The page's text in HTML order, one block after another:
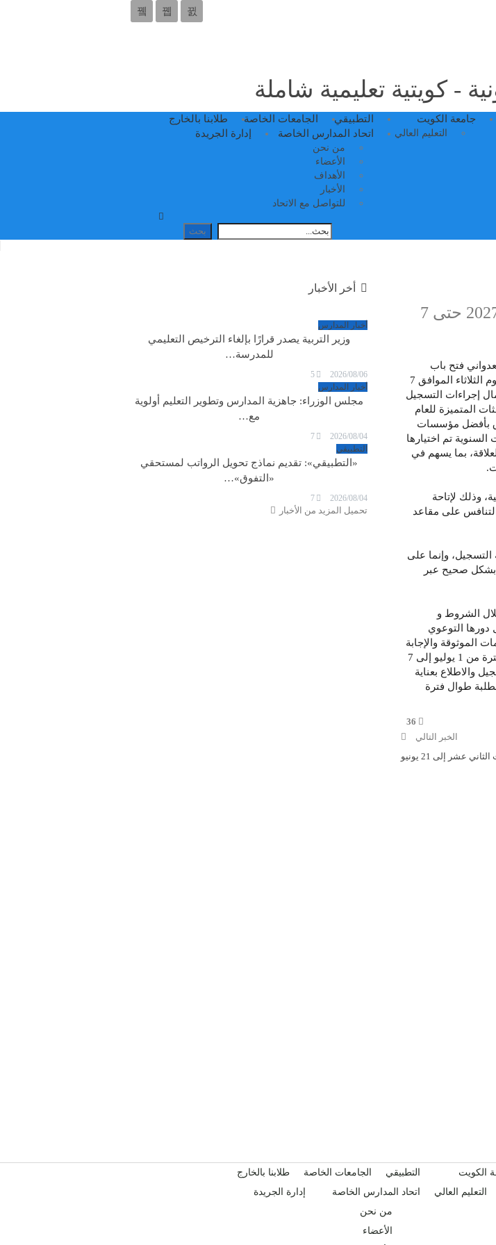
- كويتية تعليمية شاملة
جامعة الكويت
التعليم العالي
التطبيقي الجامعات الخاصة
طلابنا بالخارج
اتحاد المدارس الخاصة
من نحن
الأعضاء
الأهداف
الأخبار
للتواصل مع الاتحاد
إدارة الجريدة
وزارة التعليم العالي تفتح باب التسجيل للبعثات الخارجية 2026-2027 حتى 7
فتح باب
التسجيل في خطة البعثات الخارجية السنوية للعام الجامعي 2026/2027 اعتباراً من اليوم الأحد حتى يوم الثلاثاء الموافق 7
إجراءات التسجيل
المتميزة للعام
للطلبة فرصة الالتحاق بأفضل مؤسسات
تم اختيارها
بما يسهم في
وذلك لإتاحة
على مقاعد
وإنما على
بشكل صحيح عبر
الشروط و
دورها التوعوي
الموثوقة والإجابة
عن استفسارات الطلبة وأولياء الأمور، حيث سيتم تقديم الدعم الفني لخدمات نظام التسجيل خلال فترة من 1 يوليو إلى 7
والاطلاع بعناية
طوال فترة
36
الخبر التالي
عشر إلى 21 يونيو
أخر الأخبار
أخبار المدارس
وزير التربية يصدر قرارًا بإلغاء الترخيص التعليمي
للمدرسة…
2026/08/06
5
أخبار المدارس
مجلس الوزراء: جاهزية المدارس وتطوير التعليم أولوية
مع…
2026/08/04
7
التطبيقي
«التطبيقي»: تقديم نماذج تحويل الرواتب لمستحقي
«التفوق»…
2026/08/04
7
تحميل المزيد من الأخبار
الكويت
التعليم العالي
التطبيقي الجامعات الخاصة
طلابنا بالخارج
اتحاد المدارس الخاصة
من نحن
الأعضاء
إدارة الجريدة